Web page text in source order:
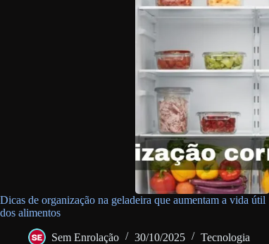
Dicas de organização na geladeira que aumentam a vida útil
dos alimentos
Sem Enrolação 30/10/2025 Tecnologia